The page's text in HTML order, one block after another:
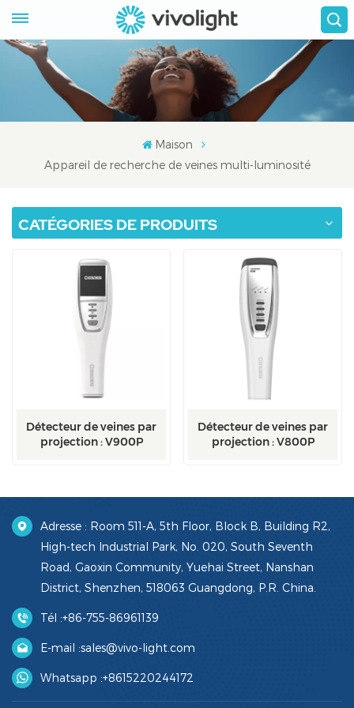
Maison
Appareil de recherche de veines multi-luminosité
CATÉGORIES DE PRODUITS
Détecteur de veines par
projection : V900P
Détecteur de veines par
projection : V800P
Adresse : Room 511-A, 5th Floor, Block B, Building R2,
High-tech Industrial Park, No. 020, South Seventh
Road, Gaoxin Community, Yuehai Street, Nanshan
District, Shenzhen, 518063 Guangdong, P.R. China.
Tél :+86-755-86961139
E-mail :sales@vivo-light.com
Whatsapp :+8615220244172